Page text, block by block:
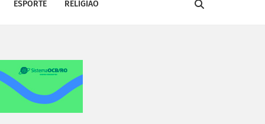
ESPORTE RELIGIÃO